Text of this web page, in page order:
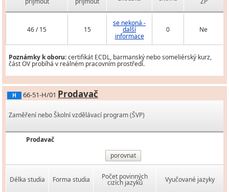
46 / 15 15
se nekoná -
další
informace
0 Ne
Poznámky k oboru:certifikát ECDL, barmanský nebo someliérský kurz,
část OV probíhá v reálném pracovním prostředí.
H 66-51-H/01 Prodavač
Zaměření nebo Školní vzdělávací program (ŠVP)
Prodavač
porovnat
Délka studia Forma studia Počet povinných
cizích jazyků Vyučované jazyky